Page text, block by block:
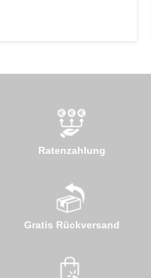
Ratenzahlung
Gratis Rückversand